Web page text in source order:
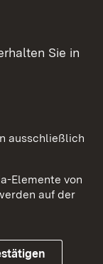
Sie in
ausschließlich
Elemente von
auf der